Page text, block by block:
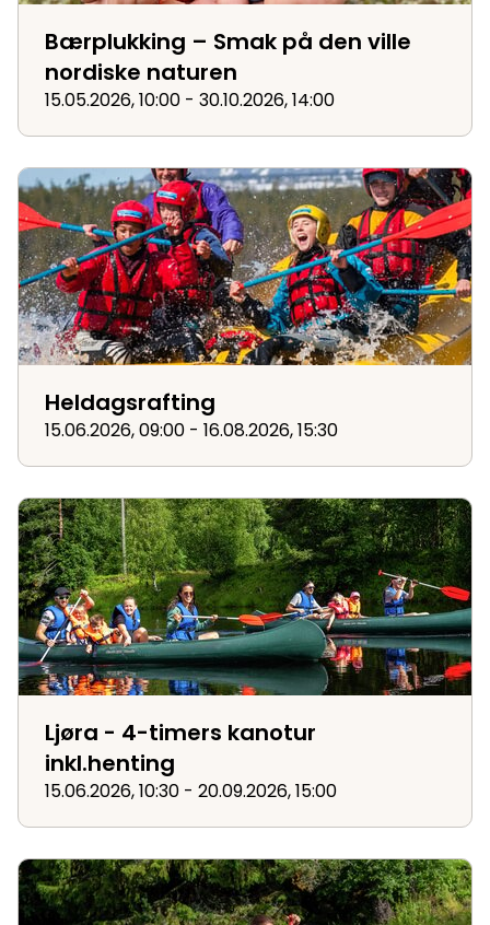
Bærplukking – Smak på den ville
nordiske naturen
15.05.2026, 10:00 - 30.10.2026, 14:00
Heldagsrafting
15.06.2026, 09:00 - 16.08.2026, 15:30
Heldagsrafting
Ljøra - 4-timers kanotur
inkl.henting
15.06.2026, 10:30 - 20.09.2026, 15:00
Ljøra - 4-timers kanotur inkl.henting
Ljøra - kano dagstur inkl.henting